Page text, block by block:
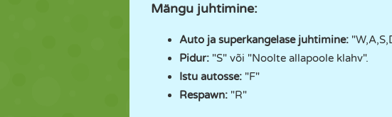
Mängu juhtimine:
Auto ja superkangelase juhtimine:
Pidur: "S" või "Noolte allapoole klahv".
Istu autosse: "F"
Respawn: "R"